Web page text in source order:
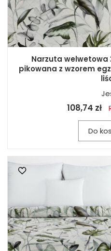
Narzuta welwetowa
pikowana z wzorem
108,74 zł
Do